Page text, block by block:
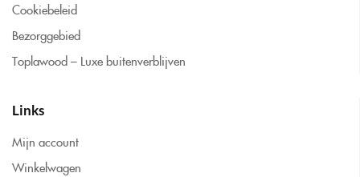
Cookiebeleid
Bezorggebied
Toplawood – Luxe buitenverblijven
Links
Mijn account
Winkelwagen